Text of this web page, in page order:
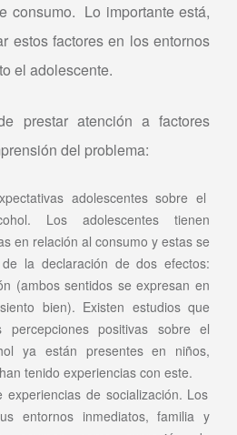
consumo. Lo importante está,
estos factores en los entornos
el adolescente.
prestar atención a factores
del problema:
adolescentes sobre el
Los adolescentes tienen
en relación al consumo y estas se
la declaración de dos efectos:
(ambos sentidos se expresan en
bien). Existen estudios que
percepciones positivas sobre el
ya están presentes en niños,
tenido experiencias con este.
experiencias de socialización. Los
entornos inmediatos, familia y